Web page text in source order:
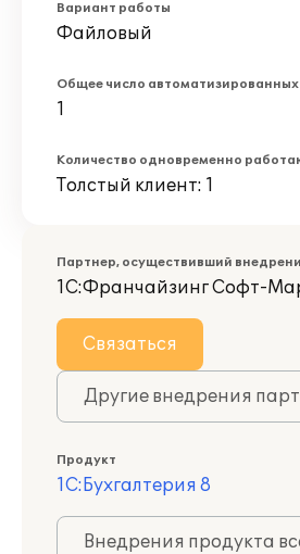
Вариант работы
Файловый
Общее число автоматизированных
1
Количество одновременно
Толстый клиент: 1
Партнер, осуществивший
1С:Франчайзинг Софт-
Связаться
Другие внедрения
Продукт
1С:Бухгалтерия 8
Внедрения продукта